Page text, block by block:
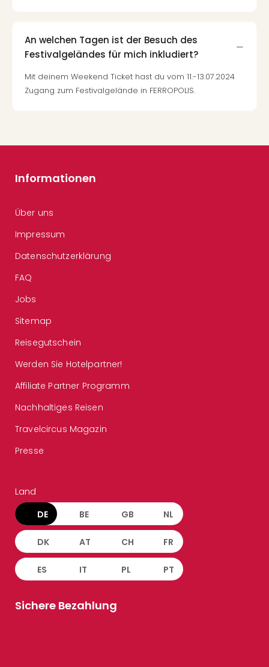
An welchen Tagen ist der Besuch des
Festivalgeländes für mich inkludiert?
Mit deinem Weekend Ticket hast du vom 11.-13.07.2024
Zugang zum Festivalgelände in FERROPOLIS.
Informationen
Über uns
Impressum
Datenschutzerklärung
FAQ
Jobs
Sitemap
Reisegutschein
Werden Sie Hotelpartner!
Affiliate Partner Programm
Nachhaltiges Reisen
Travelcircus Magazin
Presse
Land
DE BE GB NL
DK AT CH FR
ES IT PL PT
Sichere Bezahlung